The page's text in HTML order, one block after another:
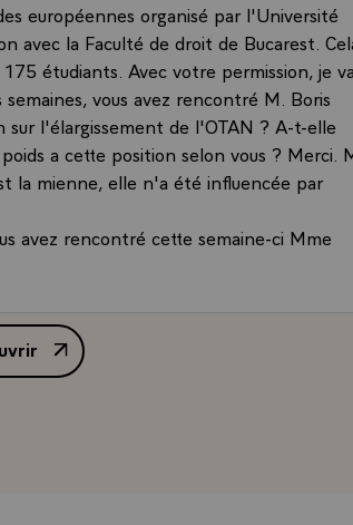
européennes organisé par l'Université
avec la Faculté de droit de Bucarest.
étudiants. Avec votre permission, je
vous avez rencontré M. Boris
sur l'élargissement de l'OTAN ? A-t-elle
a cette position selon vous ? Merci.
la mienne, elle n'a été influencée par
avez rencontré cette semaine-ci Mme
sur la question de l'élargissement
et orientale. Quelles sont les
de M. Jacques Chirac,